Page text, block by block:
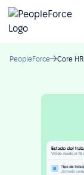
PeopleForce Core HR